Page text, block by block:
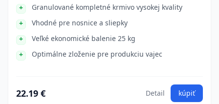
Granulované kompletné krmivo vysokej kvality
Vhodné pre nosnice a sliepky
Veľké ekonomické balenie 25 kg
Optimálne zloženie pre produkciu vajec
22.19 € Detail kúpiť